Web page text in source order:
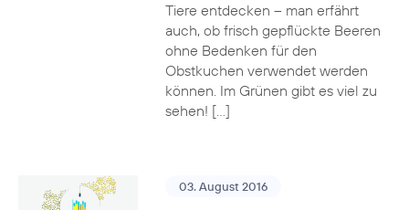
Tiere entdecken – man erfährt
auch, ob frisch gepflückte Beeren
ohne Bedenken für den
Obstkuchen verwendet werden
können. Im Grünen gibt es viel zu
sehen! […]
03. August 2016